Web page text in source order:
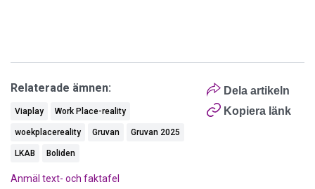
Dela artikeln
Kopiera länk
Relaterade ämnen:
Viaplay Work Place-reality
woekplacereality Gruvan Gruvan 2025
LKAB Boliden
Anmäl text- och faktafel